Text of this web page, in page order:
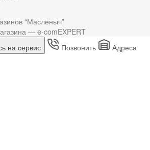
“Масленыч”
— e-comEXPERT
на сервис Позвонить Адреса